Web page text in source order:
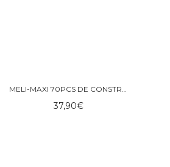
MELI-MAXI 70PCS DE CONSTRUCCIÓN
37,90€